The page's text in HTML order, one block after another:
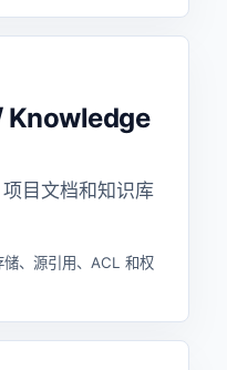
Knowledge
目文档和知识库
储、源引用、ACL 和权